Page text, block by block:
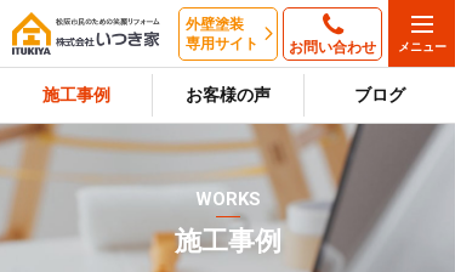
外壁塗装
専用サイト
お問い合わせ
施工事例 お客様の声 ブログ
WORKS
施工事例